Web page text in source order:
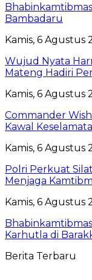
Bambadaru
Kamis, 6 Agustus
Wujud Nyata
Mateng Hadiri
Kamis, 6 Agustus
Commander
Kawal
Kamis, 6 Agustus
Polri Perkuat
Menjaga
Kamis, 6 Agustus
Karhutla di
Berita Terbaru